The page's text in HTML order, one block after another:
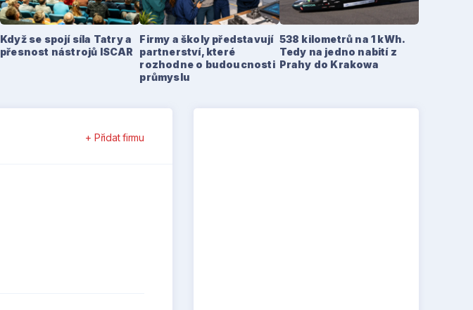
Když se spojí síla Tatry a
přesnost nástrojů ISCAR
Firmy a školy představují
partnerství, které
rozhodne o budoucnosti
průmyslu
538 kilometrů na 1 kWh.
Tedy na jedno nabití z
Prahy do Krakowa
+ Přidat firmu